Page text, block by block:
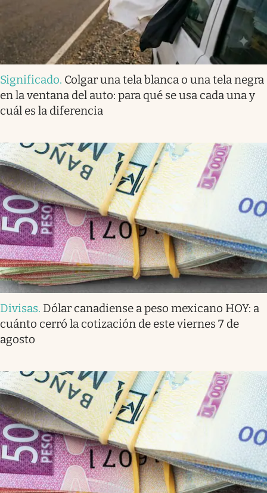
Significado. Colgar una tela blanca o una tela negra
en la ventana del auto: para qué se usa cada una y
cuál es la diferencia
Divisas. Dólar canadiense a peso mexicano HOY: a
cuánto cerró la cotización de este viernes 7 de
agosto